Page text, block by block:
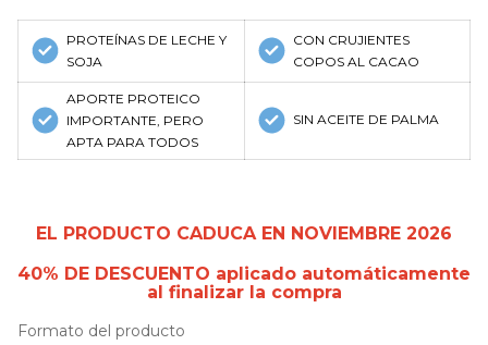
PROTEÍNAS DE LECHE Y
SOJA
CON CRUJIENTES
COPOS AL CACAO
APORTE PROTEICO
IMPORTANTE, PERO
APTA PARA TODOS
SIN ACEITE DE PALMA
EL PRODUCTO CADUCA EN NOVIEMBRE 2026
40% DE DESCUENTO aplicado automáticamente
al finalizar la compra
Formato del producto